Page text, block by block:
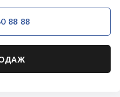
88 88